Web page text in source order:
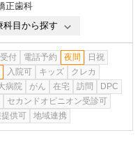
正歯科
科目から探す
付 電話予約 夜間
日祝
入院可 キッズ
クレカ
病院 がん 在宅 訪問
DPC
セカンドオピニオン受診可
供可
地域連携